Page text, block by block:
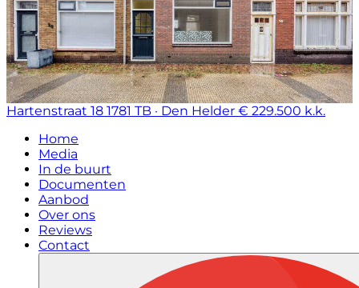
Hartenstraat 18 1781 TB · Den Helder € 229.500 k.k.
Home
Media
In de buurt
Documenten
Aanbod
Over ons
Reviews
Contact